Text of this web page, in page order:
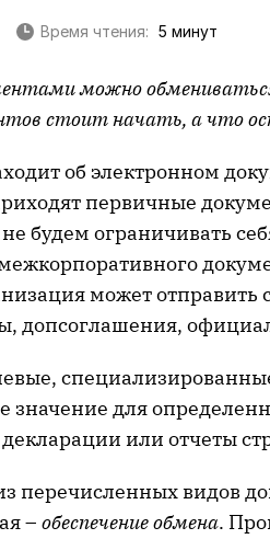
Время чтения: 5 минут
можно
стоит начать, а что
об электронном
первичные
будем ограничивать
может отправить
допсоглашения,
значение для
или отчеты
перечисленных видов
– обеспечение обмена.